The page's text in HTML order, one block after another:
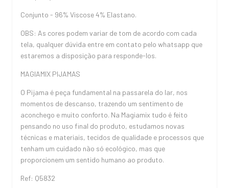
Conjunto - 96% Viscose 4% Elastano.
OBS: As cores podem variar de tom de acordo com cada
tela, qualquer dúvida entre em contato pelo whatsapp que
estaremos a disposição para responde-los.
MAGIAMIX PIJAMAS
O Pijama é peça fundamental na passarela do lar, nos
momentos de descanso, trazendo um sentimento de
aconchego e muito conforto. Na Magiamix tudo é feito
pensando no uso final do produto, estudamos novas
técnicas e materiais, tecidos de qualidade e processos que
tenham um cuidado não só ecológico, mas que
proporcionem um sentido humano ao produto.
Ref: Q5832